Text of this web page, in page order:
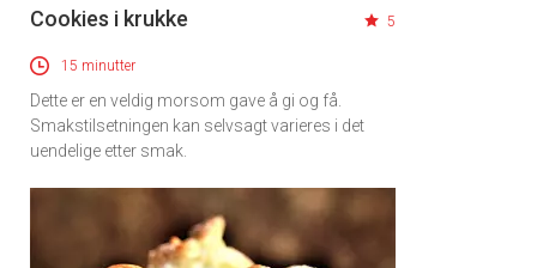
Cookies i krukke 5
15 minutter
Dette er en veldig morsom gave å gi og få.
Smakstilsetningen kan selvsagt varieres i det
uendelige etter smak.